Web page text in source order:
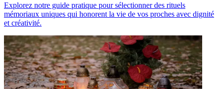
Explorez notre guide pratique pour sélectionner des rituels
mémoriaux uniques qui honorent la vie de vos proches avec dignité
et créativité.